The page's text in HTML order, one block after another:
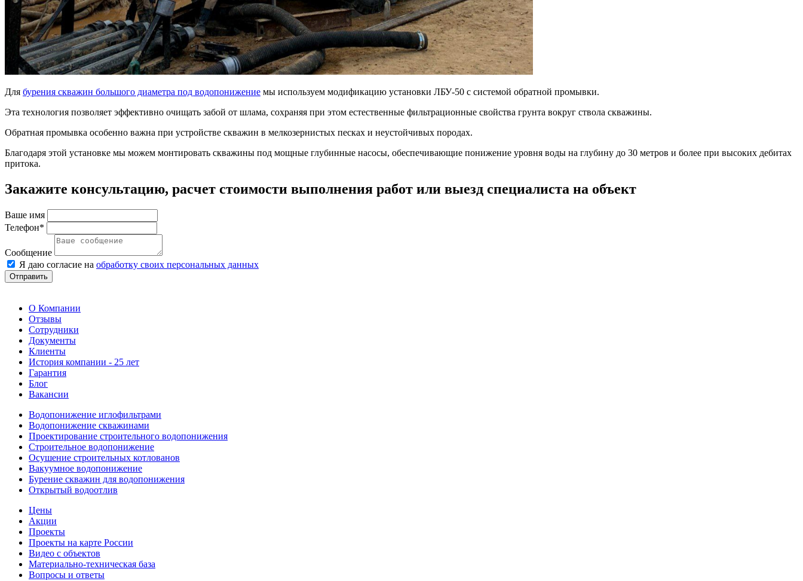
Для бурения скважин большого диаметра под водопонижение мы используем модификацию установки ЛБУ-50 с системой обратной промывки.
Эта технология позволяет эффективно очищать забой от шлама, сохраняя при этом естественные фильтрационные свойства грунта вокруг ствола скважины.
Обратная промывка особенно важна при устройстве скважин в мелкозернистых песках и неустойчивых породах.
Благодаря этой установке мы можем монтировать скважины под мощные глубинные насосы, обеспечивающие понижение уровня воды на глубину до 30 метров и более при высоких дебитах
притока.
Закажите консультацию, расчет стоимости выполнения работ или выезд специалиста на объект
Ваше имя
Телефон*
Сообщение
Я даю согласие на обработку своих персональных данных
Отправить
О Компании
Отзывы
Сотрудники
Документы
Клиенты
История компании - 25 лет
Гарантия
Блог
Вакансии
Водопонижение иглофильтрами
Водопонижение скважинами
Проектирование строительного водопонижения
Строительное водопонижение
Осушение строительных котлованов
Вакуумное водопонижение
Бурение скважин для водопонижения
Открытый водоотлив
Цены
Акции
Проекты
Проекты на карте России
Видео с объектов
Материально-техническая база
Вопросы и ответы